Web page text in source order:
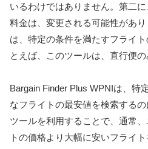
いるわけではありません。第二
料金は、変更される可能性があ
は、特定の条件を満たすフライ
とえば、このツールは、直行便の
Bargain Finder Plus WPNIは、特
なフライトの最安値を検索する
ツールを利用することで、通常
トの価格より大幅に安いフライ